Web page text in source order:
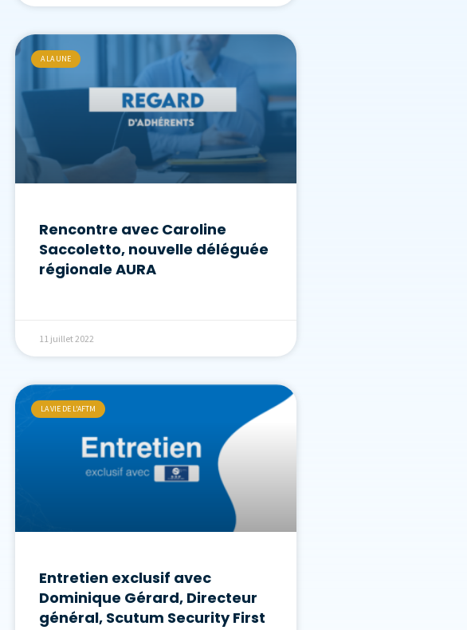
A LA UNE
Rencontre avec Caroline
Saccoletto, nouvelle déléguée
régionale AURA
11 juillet 2022
LA VIE DE L'AFTM
Entretien exclusif avec
Dominique Gérard, Directeur
général, Scutum Security First